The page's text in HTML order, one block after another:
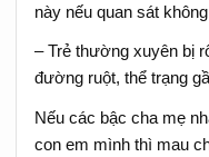
này nếu quan sát
– Trẻ thường xuyên bị
đường ruột, thể trạng
Nếu các bậc cha mẹ
con em mình thì mau